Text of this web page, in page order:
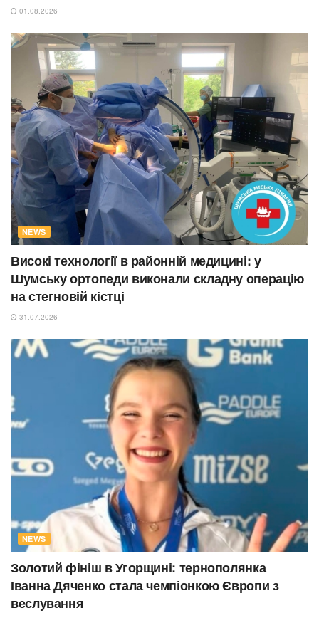
01.08.2026
NEWS
Високі технології в районній медицині: у
Шумську ортопеди виконали складну операцію
на стегновій кістці
31.07.2026
NEWS
Золотий фініш в Угорщині: тернополянка
Іванна Дяченко стала чемпіонкою Європи з
веслування